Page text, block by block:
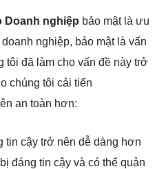
Doanh nghiệp bảo mật là ưu
nghiệp, bảo mật là vấn
tôi đã làm cho vấn đề này trở
chúng tôi cải tiến
an toàn hơn:
tin cậy trở nên dễ dàng hơn
đáng tin cậy và có thể quản